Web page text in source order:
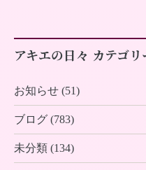
アキエの日々 カテゴリ
お知らせ (51)
ブログ (783)
未分類 (134)